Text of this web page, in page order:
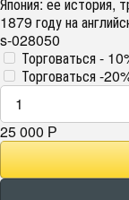
1879 году на
s-028050
Торговаться -
Торговаться -
25 000 Р